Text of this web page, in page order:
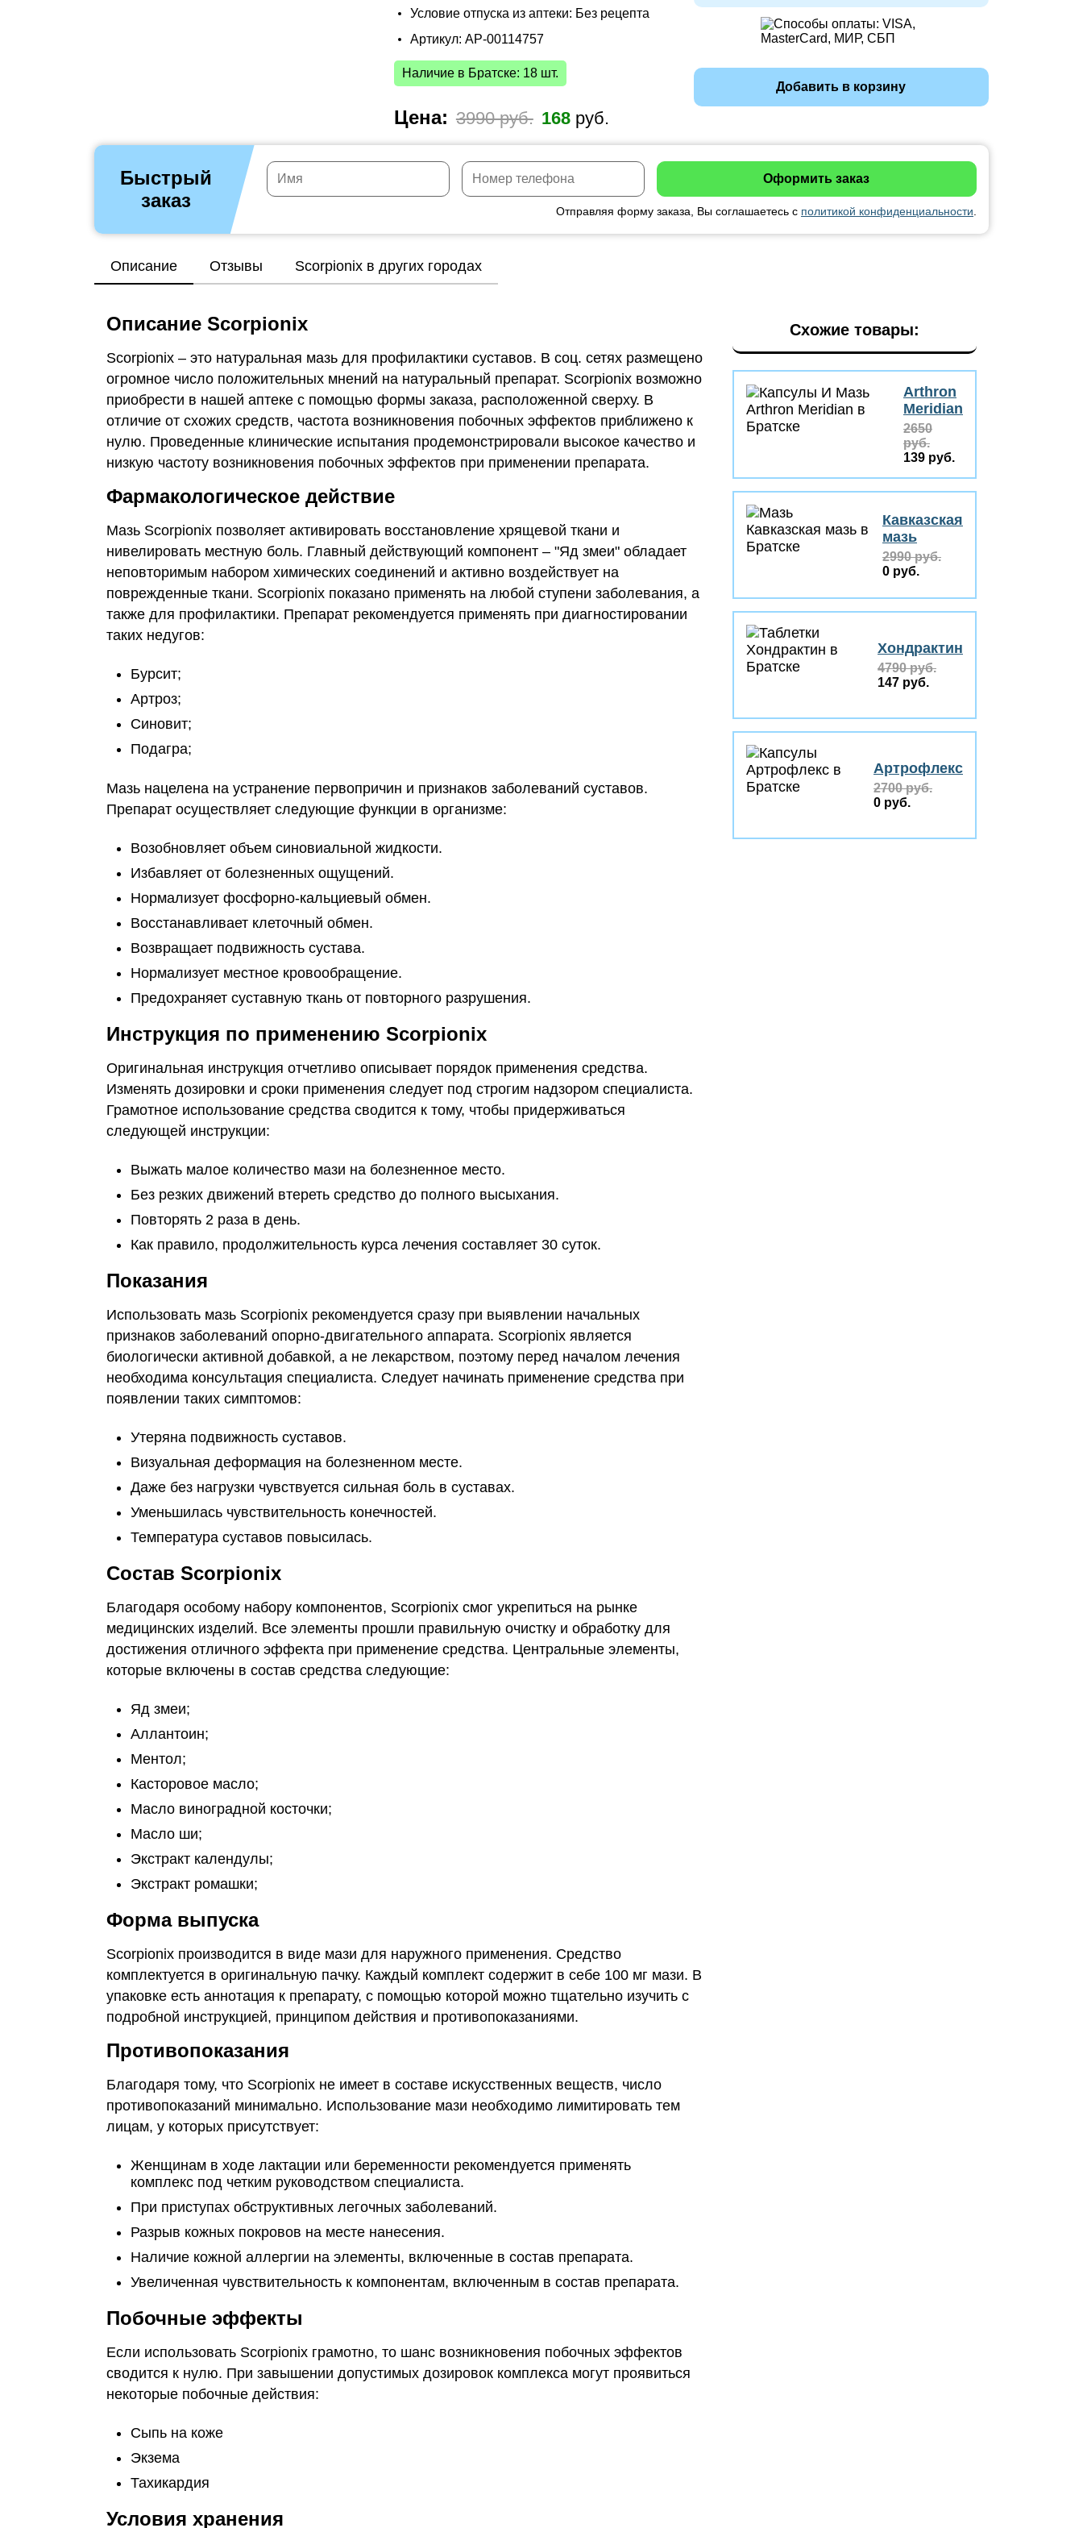
Условие отпуска из аптеки: Без рецепта
Артикул: AP-00114757
Наличие в Братске: 18 шт.
Цена: 3990 руб. 168руб.
Добавить в корзину
Быстрый
заказ
Отправляя форму заказа, Вы соглашаетесь с политикой конфиденциальности
Описание Отзывы Scorpionix в других городах
Описание Scorpionix
Scorpionix – это натуральная мазь для профилактики суставов. В соц. сетях размещено
огромное число положительных мнений на натуральный препарат. Scorpionix возможно
приобрести в нашей аптеке c помощью формы заказа, расположенной сверху. В
отличие от схожих средств, частота возникновения побочных эффектов приближено к
нулю. Проведенные клинические испытания продемонстрировали высокое качество и
низкую частоту возникновения побочных эффектов при применении препарата.
Фармакологическое действие
Мазь Scorpionix позволяет активировать восстановление хрящевой ткани и
нивелировать местную боль. Главный действующий компонент – "Яд змеи" обладает
неповторимым набором химических соединений и активно воздействует на
поврежденные ткани. Scorpionix показано применять на любой ступени заболевания, а
также для профилактики. Препарат рекомендуется применять при диагностировании
таких недугов:
Бурсит;
Артроз;
Синовит;
Подагра;
Мазь нацелена на устранение первопричин и признаков заболеваний суставов.
Препарат осуществляет следующие функции в организме:
Возобновляет объем синовиальной жидкости.
Избавляет от болезненных ощущений.
Нормализует фосфорно-кальциевый обмен.
Восстанавливает клеточный обмен.
Возвращает подвижность сустава.
Нормализует местное кровообращение.
Предохраняет суставную ткань от повторного разрушения.
Инструкция по применению Scorpionix
Оригинальная инструкция отчетливо описывает порядок применения средства.
Изменять дозировки и сроки применения следует под строгим надзором специалиста.
Грамотное использование средства сводится к тому, чтобы придерживаться
следующей инструкции:
Выжать малое количество мази на болезненное место.
Без резких движений втереть средство до полного высыхания.
Повторять 2 раза в день.
Как правило, продолжительность курса лечения составляет 30 суток.
Показания
Использовать мазь Scorpionix рекомендуется сразу при выявлении начальных
признаков заболеваний опорно-двигательного аппарата. Scorpionix является
биологически активной добавкой, а не лекарством, поэтому перед началом лечения
необходима консультация специалиста. Следует начинать применение средства при
появлении таких симптомов:
Утеряна подвижность суставов.
Визуальная деформация на болезненном месте.
Даже без нагрузки чувствуется сильная боль в суставах.
Уменьшилась чувствительность конечностей.
Температура суставов повысилась.
Состав Scorpionix
Благодаря особому набору компонентов, Scorpionix смог укрепиться на рынке
медицинских изделий. Все элементы прошли правильную очистку и обработку для
достижения отличного эффекта при применение средства. Центральные элементы,
которые включены в состав средства следующие:
Яд змеи;
Аллантоин;
Ментол;
Касторовое масло;
Масло виноградной косточки;
Масло ши;
Экстракт календулы;
Экстракт ромашки;
Форма выпуска
Scorpionix производится в виде мази для наружного применения. Средство
комплектуется в оригинальную пачку. Каждый комплект содержит в себе 100 мг мази. В
упаковке есть аннотация к препарату, с помощью которой можно тщательно изучить с
подробной инструкцией, принципом действия и противопоказаниями.
Противопоказания
Благодаря тому, что Scorpionix не имеет в составе искусственных веществ, число
противопоказаний минимально. Использование мази необходимо лимитировать тем
лицам, у которых присутствует:
Женщинам в ходе лактации или беременности рекомендуется применять
комплекс под четким руководством специалиста.
При приступах обструктивных легочных заболеваний.
Разрыв кожных покровов на месте нанесения.
Наличие кожной аллергии на элементы, включенные в состав препарата.
Увеличенная чувствительность к компонентам, включенным в состав препарата.
Побочные эффекты
Если использовать Scorpionix грамотно, то шанс возникновения побочных эффектов
сводится к нулю. При завышении допустимых дозировок комплекса могут проявиться
некоторые побочные действия:
Сыпь на коже
Экзема
Тахикардия
Условия хранения
Схожие товары:
Arthron
Meridian
2650
руб.
139 руб.
Кавказская
мазь
2990 руб.
0 руб.
Хондрактин
4790 руб.
147 руб.
Артрофлекс
2700 руб.
0 руб.